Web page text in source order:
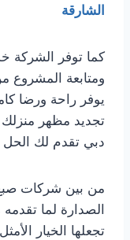
الشارقة
كما توفر الشركة
ومتابعة المشروع
يوفر راحة ورضا
تجديد مظهر
دبي تقدم لك الحل
من بين شركات
الصدارة لما
تجعلها الخيار